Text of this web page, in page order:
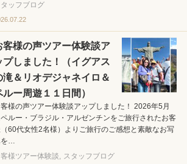
ッフブログ
客様の声ツアー体験談ア
プしました！（イグアス
滝＆リオデジャネイロ＆
ルー周遊１１日間）
様の声ツアー体験談アップしました！ 2026年5月
ルー・ブラジル・アルゼンチンをご旅行されたお客
60代女性2名様）よりご旅行のご感想と素敵なお写
を…
様ツアー体験談
スタッフブログ